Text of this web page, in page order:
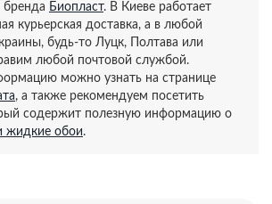
бренда Биопласт. В Киеве работает
курьерская доставка, а в любой
будь-то Луцк, Полтава или
любой почтовой службой.
можно узнать на странице
, а также рекомендуем посетить
содержит полезную информацию о
жидкие обои.